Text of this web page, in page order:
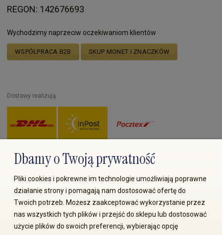
REGON: 142676693
Wychodzimy naprzeciw oczekiwaniom klientów
WSPÓŁPRACA B2B SKUP MONET I ZNACZKÓW
Dostawy realizują:
Zapłać przez:
Dbamy o Twoją prywatność
Pliki cookies i pokrewne im technologie umożliwiają poprawne
działanie strony i pomagają nam dostosować ofertę do
Twoich potrzeb. Możesz zaakceptować wykorzystanie przez
nas wszystkich tych plików i przejść do sklepu lub dostosować
użycie plików do swoich preferencji, wybierając opcję